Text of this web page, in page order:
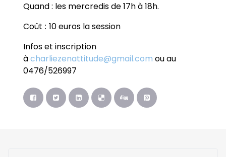
Quand : les mercredis de 17h à 18h.
Coût : 10 euros la session
Infos et inscription
àcharliezenattitude@gmail.com ou au
0476/526997